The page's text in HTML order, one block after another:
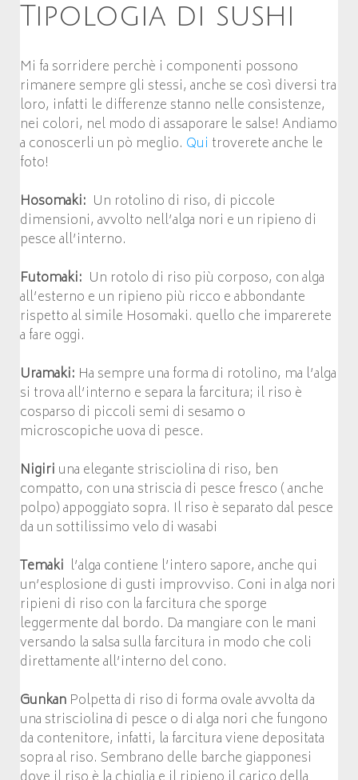
Tipologia di sushi
Mi fa sorridere perchè i componenti possono
rimanere sempre gli stessi, anche se così diversi tra
loro, infatti le differenze stanno nelle consistenze,
nei colori, nel modo di assaporare le salse! Andiamo
a conoscerli un pò meglio. Qui troverete anche le
foto!
Hosomaki: Un rotolino di riso, di piccole
dimensioni, avvolto nell’alga nori e un ripieno di
pesce all’interno.
Futomaki: Un rotolo di riso più corposo, con alga
all’esterno e un ripieno più ricco e abbondante
rispetto al simile Hosomaki. quello che imparerete
a fare oggi.
Uramaki: Ha sempre una forma di rotolino, ma l’alga
si trova all’interno e separa la farcitura; il riso è
cosparso di piccoli semi di sesamo o
microscopiche uova di pesce.
Nigiri una elegante strisciolina di riso, ben
compatto, con una striscia di pesce fresco ( anche
polpo) appoggiato sopra. Il riso è separato dal pesce
da un sottilissimo velo di wasabi
Temaki l’alga contiene l’intero sapore, anche qui
un’esplosione di gusti improvviso. Coni in alga nori
ripieni di riso con la farcitura che sporge
leggermente dal bordo. Da mangiare con le mani
versando la salsa sulla farcitura in modo che coli
direttamente all’interno del cono.
Gunkan Polpetta di riso di forma ovale avvolta da
una strisciolina di pesce o di alga nori che fungono
da contenitore, infatti, la farcitura viene depositata
sopra al riso. Sembrano delle barche giapponesi